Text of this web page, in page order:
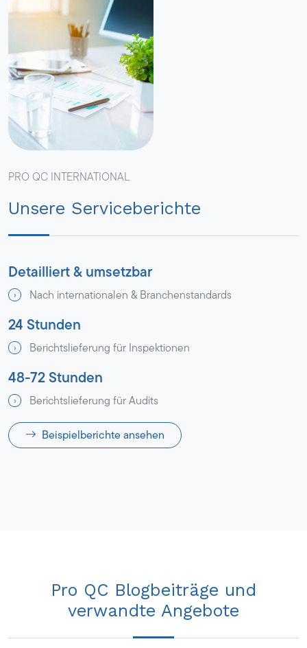
PRO QC INTERNATIONAL
Unsere Serviceberichte
Detailliert & umsetzbar
Nach internationalen & Branchenstandards
24 Stunden
Berichtslieferung für Inspektionen
48-72 Stunden
Berichtslieferung für Audits
Beispielberichte ansehen
Pro QC Blogbeiträge und
verwandte Angebote